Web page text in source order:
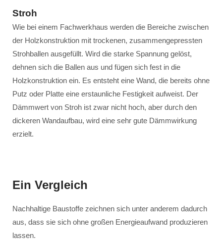
Stroh
Wie bei einem Fachwerkhaus werden die Bereiche zwischen
der Holzkonstruktion mit trockenen, zusammengepressten
Strohballen ausgefüllt. Wird die starke Spannung gelöst,
dehnen sich die Ballen aus und fügen sich fest in die
Holzkonstruktion ein. Es entsteht eine Wand, die bereits ohne
Putz oder Platte eine erstaunliche Festigkeit aufweist. Der
Dämmwert von Stroh ist zwar nicht hoch, aber durch den
dickeren Wandaufbau, wird eine sehr gute Dämmwirkung
erzielt.
Ein Vergleich
Nachhaltige Baustoffe zeichnen sich unter anderem dadurch
aus, dass sie sich ohne großen Energieaufwand produzieren
lassen.